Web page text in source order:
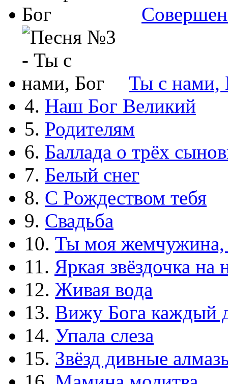
Ты с нами,
4. Наш Бог Великий
5. Родителям
6. Баллада о трёх
7. Белый снег
8. С Рождеством тебя
9. Свадьба
10. Ты моя жемчужина,
11. Яркая звёздочка на
12. Живая вода
13. Вижу Бога каждый
14. Упала слеза
15. Звёзд дивные